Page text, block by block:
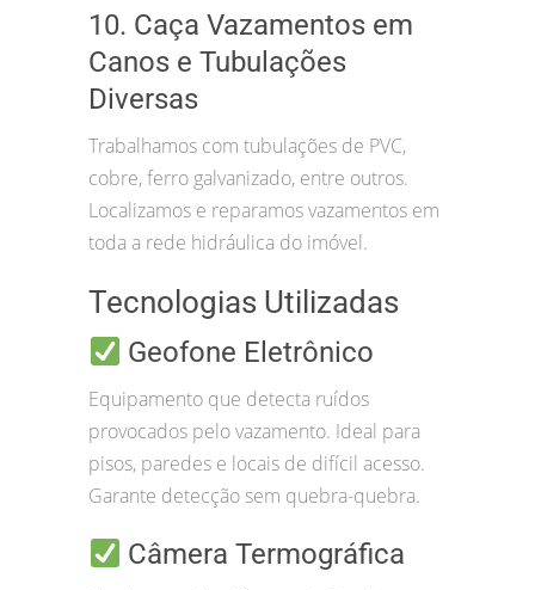
10. Caça Vazamentos em
Canos e Tubulações
Diversas
Trabalhamos com tubulações de PVC,
cobre, ferro galvanizado, entre outros.
Localizamos e reparamos vazamentos em
toda a rede hidráulica do imóvel.
Tecnologias Utilizadas
Geofone Eletrônico
Equipamento que detecta ruídos
provocados pelo vazamento. Ideal para
pisos, paredes e locais de difícil acesso.
Garante detecção sem quebra-quebra.
Câmera Termográfica